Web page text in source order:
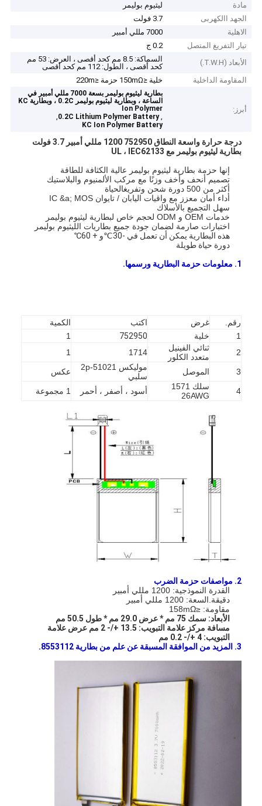
الصفحة الرئيسية
مادة
ليثيوم بوليمر
الجهد االكهربى
3.7 فولت
الاهلية
7000 مللي أمبير
تيار التفريغ المتصل
0.2 ج
الأبعاد (T.W.H.)
السماكة: 8.5 مم كحد أقصى ، العرض: 53 مم
كحد أقصى ، الطول: 112 مم كحد أقصى
المقاومة الداخلية
خلية ≤150mΩ حزمة ≤220m
أبرز:
بطارية ليثيوم بوليمر بسعة 7000 مللي أمبير في
الساعة ، وبطارية ليثيوم بوليمر 0.2C ، وبطارية KC
Ion Polymer
,
0.2C Lithium Polymer Battery
,
KC Ion Polymer Battery
درجة حرارة واسعة النطاق 752950 1200 مللي أمبير 3.7 فولت
بطارية ليثيوم بوليمر مع UL ، IEC62133
إنها حزمة بطارية ليثيوم بوليمر عالية الكثافة للطاقة
تصميم أنحف وأخف وزنًا مع مركب الألمنيوم والبلاستيك
أكثر من 500 دورة شحن وتفريغ
الحياة
أداء أمان معزز مع واقيات اليابان / تايوان IC &a; MOS
سهل التجميع بالأسلاك
خدمات OEM و ODM لحجم خاص لبطارية ليثيوم بوليمر
اختبارات صارمة لضمان جودة جميع بطاريات الليثيوم بوليمر
هذه البطارية يمكن أن تعمل في -30
℃و + 60
℃
دورة حياة طويلة
1. معلومات حزمة البطارية ورسمها.
رقم. غرض اكتب
الكمية
1
خلية 752950
1
2
ثنائي الفينيل
متعدد الكلور
1714
1
3 الموصل
موليكس 51021-2p
سلبي
عكس
4
سلك 1571
26AWG
أسود ، أصفر ، أحمر 1 مجموعة
2. مواصفات حزمة الضرب
القدرة النموذجية: 1200 مللي أمبير
دقيقة.السعة: 1200 مللي أمبير
مقاومة: ≤158mΩ
الأبعاد: سمك 75 مم * عرض 29.0 مم * طول 50.5 مم
مسافة مركز علامة التبويب: 13.5 +/- 2 مم عرض علامة
التبويب: 4 +/- 0.2 مم
3. المزيد من الموافقة المسبقة عن علم من بطارية 8553112.